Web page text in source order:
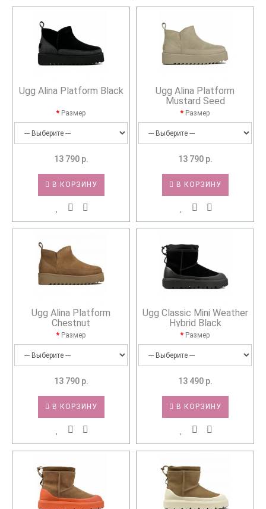
Ugg Alina Platform Black
Размер
13 790 р.
В КОРЗИНУ
Ugg Alina Platform
Mustard Seed
Размер
13 790 р.
В КОРЗИНУ
Ugg Alina Platform
Chestnut
Размер
13 790 р.
В КОРЗИНУ
Ugg Classic Mini Weather
Hybrid Black
Размер
13 490 р.
В КОРЗИНУ